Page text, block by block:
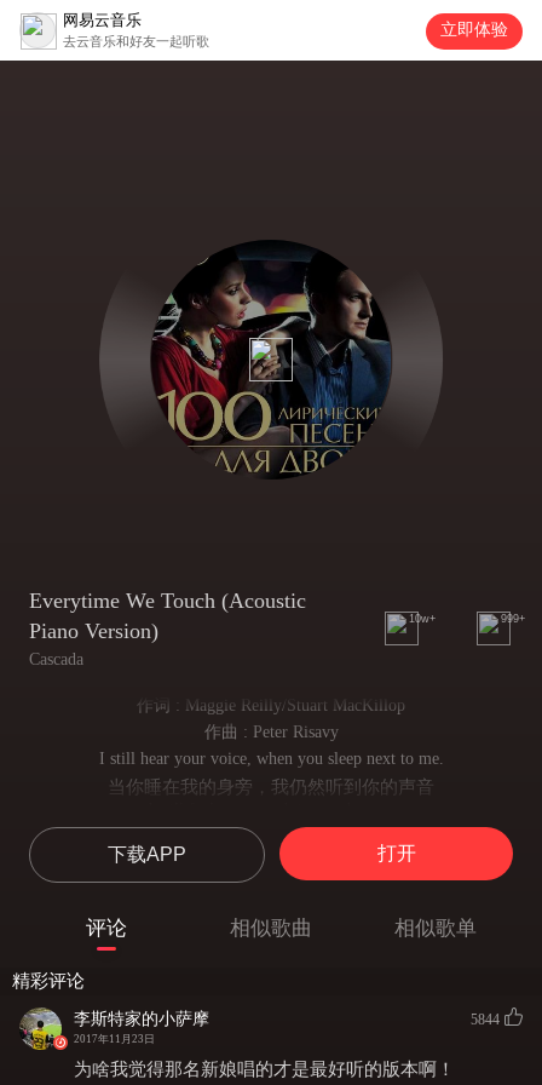
网易云音乐
去云音乐和好友一起听歌
立即体验
Everytime We Touch (Acoustic
Piano Version)
Cascada
10w+ 999+
作词 : Maggie Reilly/Stuart MacKillop
作曲 : Peter Risavy
I still hear your voice, when you sleep next to me.
当你睡在我的身旁，我仍然听到你的声音
在梦里我依然能感受到你的抚摸
Forgive me my weakness, but I don't know why.
原谅我的软弱 尽管我不知为何
没有你我很难活下去
And every time we kiss I swear I could fly.
每次我们亲吻我发誓我能高兴得飞起来
Can't you feel my heart beat fast, I want this to last.
下载APP 打开
评论 相似歌曲 相似歌单
精彩评论
李斯特家的小萨摩
2017年11月23日
5844
为啥我觉得那名新娘唱的才是最好听的版本啊！